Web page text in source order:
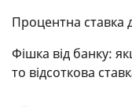
Процентна ставка
Фішка від банку:
то відсоткова